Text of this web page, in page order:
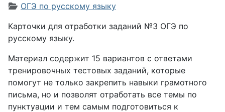
Информация о материале
ОГЭ по русскому языку
Карточки для отработки заданий №3 ОГЭ по
русскому языку.
Материал содержит 15 вариантов с ответами
тренировочных тестовых заданий, которые
помогут не только закрепить навыки грамотного
письма, но и позволят отработать все темы по
пунктуации и тем самым подготовиться к